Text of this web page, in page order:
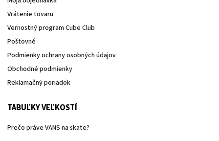
Vrátenie tovaru
Vernostný program Cube Club
Poštovné
Podmienky ochrany osobných údajov
Obchodné podmienky
Reklamačný poriadok
TABUĽKY VEĽKOSTÍ
Prečo práve VANS na skate?